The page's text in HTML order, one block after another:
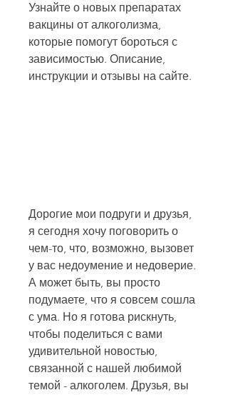
Узнайте о новых препаратах
вакцины от алкоголизма,
которые помогут бороться с
зависимостью. Описание,
инструкции и отзывы на сайте.
Дорогие мои подруги и друзья,
я сегодня хочу поговорить о
чем-то, что, возможно, вызовет
у вас недоумение и недоверие.
А может быть, вы просто
подумаете, что я совсем сошла
с ума. Но я готова рискнуть,
чтобы поделиться с вами
удивительной новостью,
связанной с нашей любимой
темой - алкоголем. Друзья, вы